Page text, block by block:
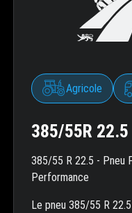
Agricole
385/55R 22.5
385/55 R 22.5 - Pneu
Performance
Le pneu 385/55 R